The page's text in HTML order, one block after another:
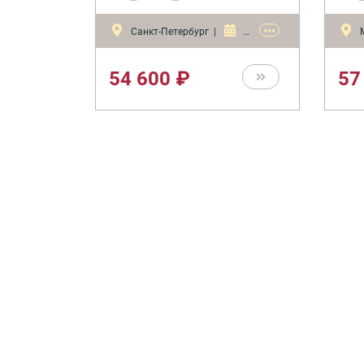
товаров через таможенную
границу, упрощенная система
параллельный импорт,
специальные таможенные
стоимость товаров и
Санкт-Петербург | •••
54 600 ₽